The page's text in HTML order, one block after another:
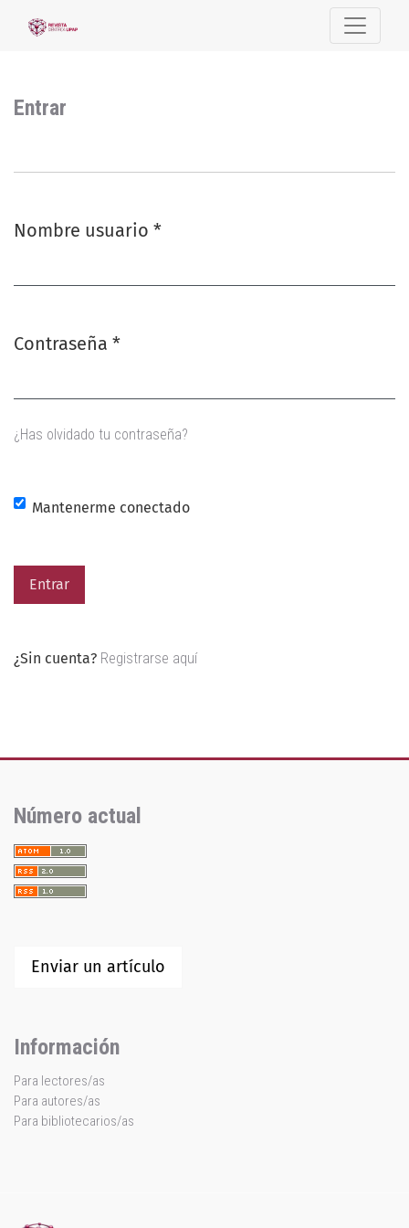
Entrar
Nombre usuario *
Contraseña *
¿Has olvidado tu contraseña?
Mantenerme conectado
Entrar
¿Sin cuenta? Registrarse aquí
Número actual
Enviar un artículo
Información
Para lectores/as
Para autores/as
Para bibliotecarios/as